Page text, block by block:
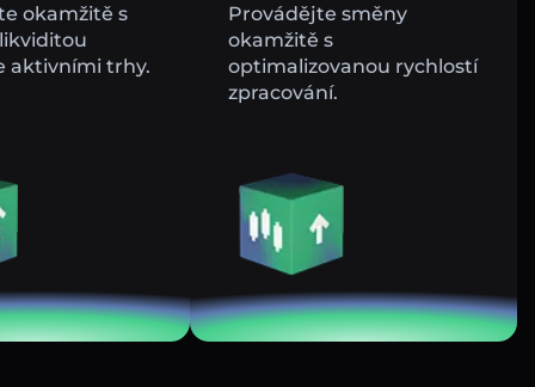
okamžitě s
aktivními trhy.
Provádějte směny
okamžitě s
optimalizovanou rychlostí
zpracování.